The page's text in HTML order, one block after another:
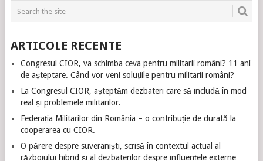
ARTICOLE RECENTE
Congresul CIOR, va schimba ceva pentru militarii români? 11 ani
de așteptare. Când vor veni soluțiile pentru militarii români?
La Congresul CIOR, așteptăm dezbateri care să includă în mod
real și problemele militarilor.
Federația Militarilor din România – o contribuție de durată la
cooperarea cu CIOR.
O părere despre suveraniști, scrisă în contextul actual al
războiului hibrid și al dezbaterilor despre influențele externe